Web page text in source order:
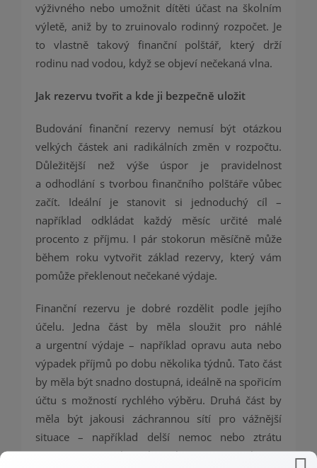
výživného nebo umožnit dítěti účast na školním
výletě, aniž by to zruinovalo rodinný rozpočet. Je
to vlastně takový finanční polštář, který drží
rodinu nad vodou, když se objeví nečekaná vlna.
Jak rezervu tvořit a kde ji bezpečně uložit
Budování finanční rezervy nemusí být otázkou
velkých částek ani radikálních změn v rozpočtu.
Důležitější než výše úspor je pravidelnost
a odhodlání s tvorbou finančního polštáře vůbec
začít. Ideální je stanovit si jednoduchý cíl –
například odkládat každý měsíc určité malé
procento z příjmu. I pár stokorun měsíčně může
během roku vytvořit základ rezervy, který vám
pomůže překlenout nečekané výdaje.
Finanční rezervu je dobré rozdělit podle jejího
účelu. Jedna část by měla sloužit pro náhlé
a urgentní výdaje – například opravu auta nebo
výpadek příjmů po dobu několika týdnů. Tato část
by měla být snadno dostupná, ideálně na spořicím
účtu s možností rychlého výběru. Druhá část by
měla být jakousi záchrannou sítí pro vážnější
situace – například delší nemoc nebo ztrátu
zaměstnání. Tu lze uložit bezpečněji, třeba na